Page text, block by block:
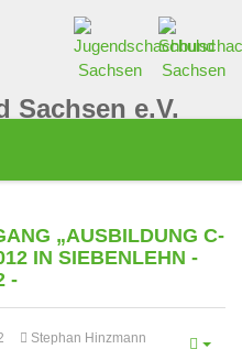
Sachsen e.V.
„AUSBILDUNG C-
IN SIEBENLEHN -
-
Stephan Hinzmann